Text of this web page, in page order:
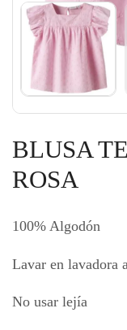
BLUSA
ROSA
100% Algodón
Lavar en lavadora
No usar lejía